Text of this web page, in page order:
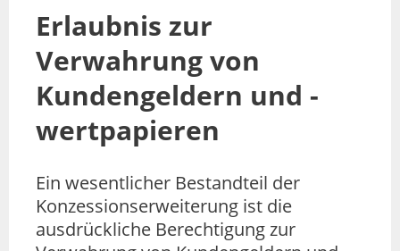
Erlaubnis zur
Verwahrung von
Kundengeldern und -
wertpapieren
Ein wesentlicher Bestandteil der
Konzessionserweiterung ist die
ausdrückliche Berechtigung zur